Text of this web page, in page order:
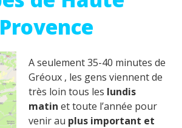
Provence
A seulement 35-40 minutes de
Gréoux , les gens viennent de
très loin tous les lundis
matin et toute l’année pour
venir au plus important et